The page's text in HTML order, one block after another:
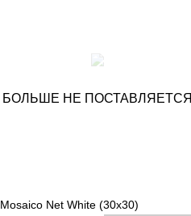
БОЛЬШЕ НЕ ПОСТАВЛЯЕТСЯ
Mosaico Net White (30x30)